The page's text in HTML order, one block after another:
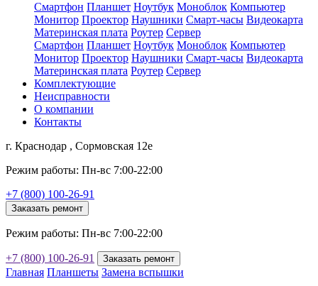
Смартфон Планшет Ноутбук Моноблок Компьютер
Монитор Проектор Наушники Смарт-часы Видеокарта
Материнская плата Роутер Сервер
Смартфон Планшет Ноутбук Моноблок Компьютер
Монитор Проектор Наушники Смарт-часы Видеокарта
Материнская плата Роутер Сервер
Комплектующие
Неисправности
О компании
Контакты
г. Краснодар , Сормовская 12е
Режим работы: Пн-вс 7:00-22:00
+7 (800) 100-26-91
Заказать ремонт
Режим работы: Пн-вс 7:00-22:00
+7 (800) 100-26-91 Заказать ремонт
Главная Планшеты Замена вспышки